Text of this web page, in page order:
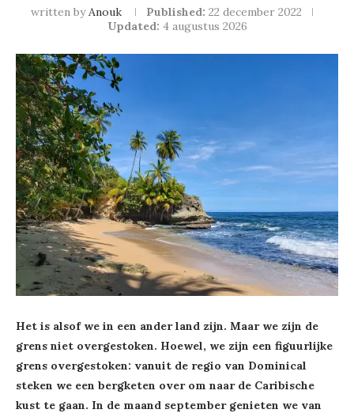
written byAnouk Published: 22 december 2022
Updated: 4 augustus 2026
Het is alsof we in een ander land zijn. Maar we zijn de
grens niet overgestoken. Hoewel, we zijn een figuurlijke
grens overgestoken: vanuit de regio van Dominical
steken we een bergketen over om naar de Caribische
kust te gaan. In de maand september genieten we van